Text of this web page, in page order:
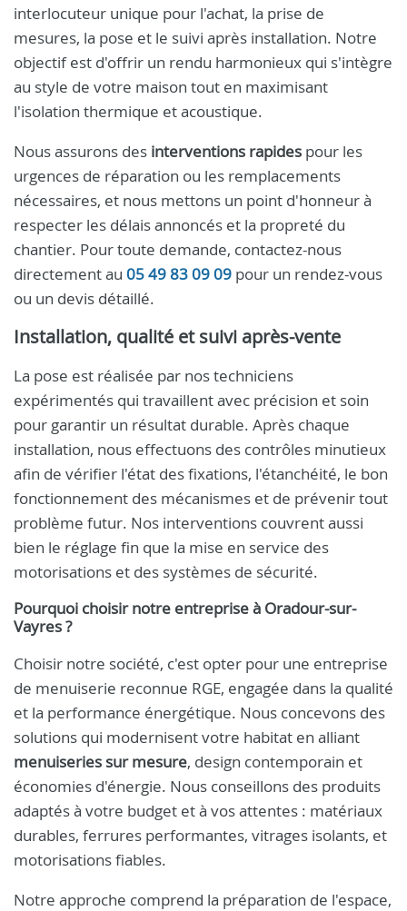
interlocuteur unique pour l'achat, la prise de
mesures, la pose et le suivi après installation. Notre
objectif est d'offrir un rendu harmonieux qui s'intègre
au style de votre maison tout en maximisant
l'isolation thermique et acoustique.
Nous assurons des interventions rapides pour les
urgences de réparation ou les remplacements
nécessaires, et nous mettons un point d'honneur à
respecter les délais annoncés et la propreté du
chantier. Pour toute demande, contactez-nous
directement au 05 49 83 09 09 pour un rendez-vous
ou un devis détaillé.
Installation, qualité et suivi après-vente
La pose est réalisée par nos techniciens
expérimentés qui travaillent avec précision et soin
pour garantir un résultat durable. Après chaque
installation, nous effectuons des contrôles minutieux
afin de vérifier l'état des fixations, l'étanchéité, le bon
fonctionnement des mécanismes et de prévenir tout
problème futur. Nos interventions couvrent aussi
bien le réglage fin que la mise en service des
motorisations et des systèmes de sécurité.
Pourquoi choisir notre entreprise à Oradour-sur-
Vayres ?
Choisir notre société, c'est opter pour une entreprise
de menuiserie reconnue RGE, engagée dans la qualité
et la performance énergétique. Nous concevons des
solutions qui modernisent votre habitat en alliant
menuiseries sur mesure, design contemporain et
économies d'énergie. Nous conseillons des produits
adaptés à votre budget et à vos attentes : matériaux
durables, ferrures performantes, vitrages isolants, et
motorisations fiables.
Notre approche comprend la préparation de l'espace,